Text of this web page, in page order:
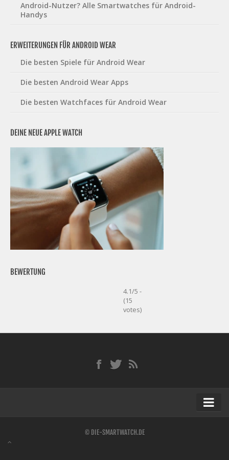
Android-Nutzer? Alle Smartwatches für Android-
Handys
ERWEITERUNGEN FÜR ANDROID WEAR
Die besten Spiele für Android Wear
Die besten Android Wear Apps
Die besten Watchfaces für Android Wear
DEINE NEUE APPLE WATCH
BEWERTUNG
4.1/5 -
(15
votes)
© DIE-SMARTWATCH.DE